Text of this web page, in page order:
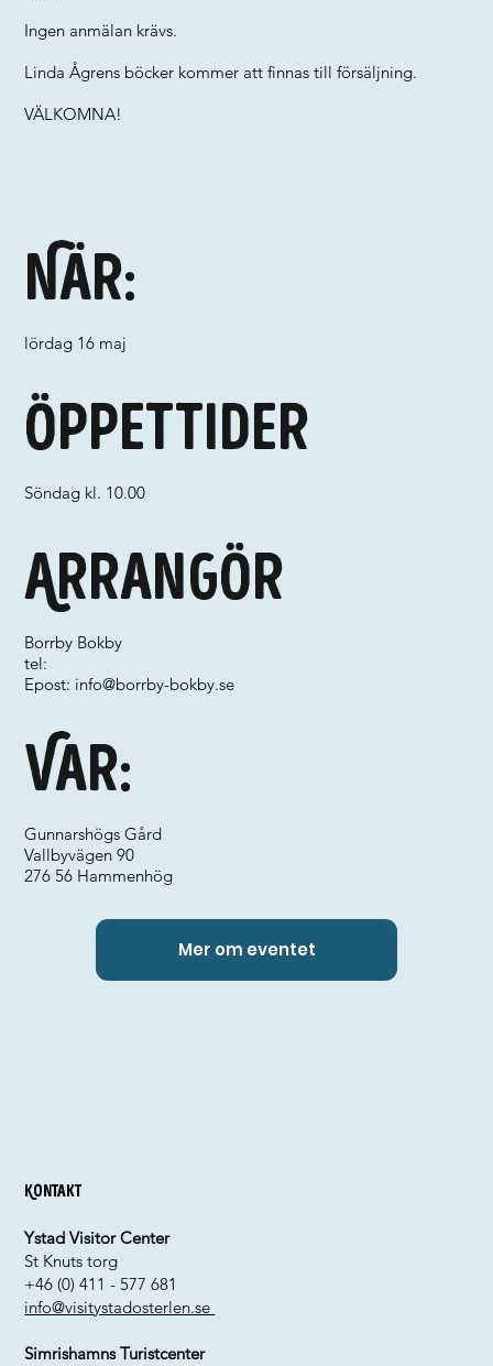
Ingen anmälan krävs.
Linda Ågrens böcker kommer att finnas till försäljning.
VÄLKOMNA!
När:
lördag 16 maj
Var:
Arrangör
Borrby Bokby
tel:
Epost: info@borrby-bokby.se
Gunnarshögs Gård
Vallbyvägen 90
276 56 Hammenhög
Öppettider
Söndag kl. 10.00
Mer om eventet
Kontakt
Ystad Visitor Center
St Knuts torg
+46 (0) 411 - 577 681
info@visitystadosterlen.se
Simrishamns Turistcenter